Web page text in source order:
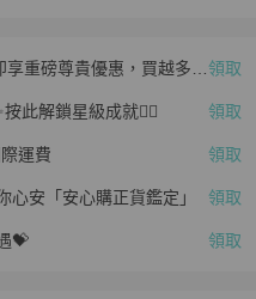
重磅尊貴優惠，買越多、 領取
此解鎖星級成就👆🏻 領取
運費 領取
安「安心購正貨鑑定」 領取
💝 領取